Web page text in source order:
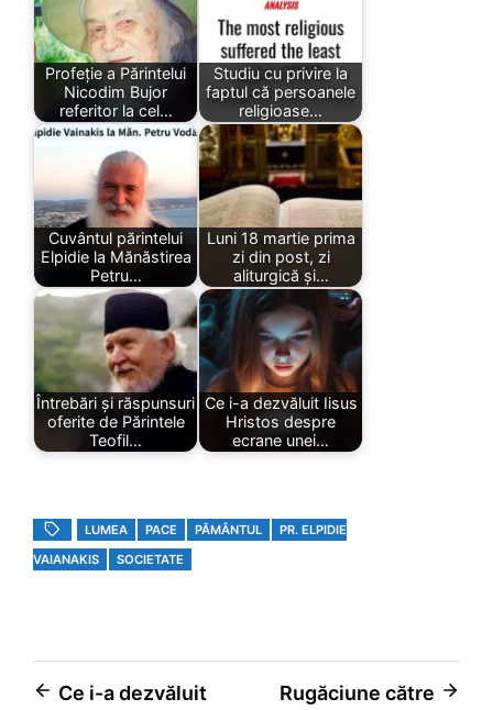
Profeție a Părintelui
Nicodim Bujor
referitor la cel…
Studiu cu privire la
faptul că persoanele
religioase…
Cuvântul părintelui
Elpidie la Mănăstirea
Petru…
Luni 18 martie prima
zi din post, zi
aliturgică și…
Întrebări și răspunsuri
oferite de Părintele
Teofil…
Ce i-a dezvăluit Iisus
Hristos despre
ecrane unei…
LUMEA PACE PĂMÂNTUL
PR. ELPIDIE
VAIANAKIS
SOCIETATE
PostCe i-a dezvăluit Rugăciune către